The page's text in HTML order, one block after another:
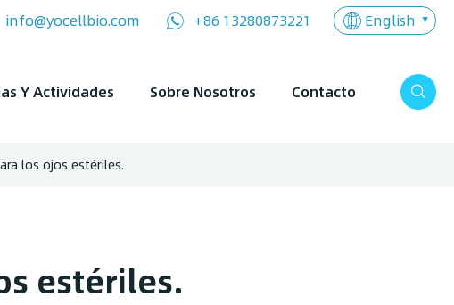
info@yocellbio.com +86 13280873221 English
Y Actividades Sobre Nosotros Contacto
los ojos estériles.
estériles.